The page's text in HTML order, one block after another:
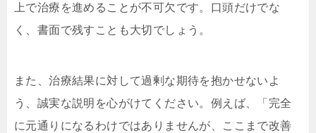
上で治療を進めることが不可欠です。口頭だけでな
く、書面で残すことも大切でしょう。
また、治療結果に対して過剰な期待を抱かせないよ
う、誠実な説明を心がけてください。例えば、「完全
に元通りになるわけではありませんが、ここまで改善